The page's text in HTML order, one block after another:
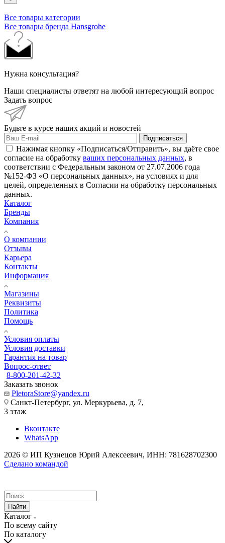
Все товары категории
Все товары бренда Hansgrohe
Нужна консультация?
Наши специалисты ответят на любой интересующий вопрос
Задать вопрос
Будьте в курсе наших акций и новостей
Подписаться
Нажимая кнопку «Подписаться/Отправить», вы даёте свое
согласие на обработку ваших персональных данных, в
соответствии с Федеральным законом от 27.07.2006 года
№152-ФЗ «О персональных данных», на условиях и для
целей, определенных в Согласии на обработку персональных
данных.
Каталог
Бренды
Компания
О компании
Отзывы
Карьера
Контакты
Информация
Магазины
Реквизиты
Политика
Помощь
Условия оплаты
Условия доставки
Гарантия на товар
Вопрос-ответ
8-800-201-42-32
Заказать звонок
PletoraStore@yandex.ru
Санкт-Петербург, ул. Меркурьева, д. 7,
3 этаж
Вконтакте
WhatsApp
2026 © ИП Кузнецов Юрий Алексеевич, ИНН: 781628702300
Сделано командой
Найти
Каталог
По всему сайту
По каталогу